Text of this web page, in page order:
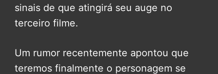
sinais de que atingirá seu auge no
terceiro filme.
Um rumor recentemente apontou que
teremos finalmente o personagem se